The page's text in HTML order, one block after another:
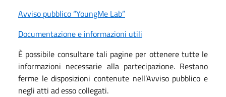
Avviso pubblico “YoungMe Lab”
Documentazione e informazioni utili
È possibile consultare tali pagine per ottenere tutte le
informazioni necessarie alla partecipazione. Restano
ferme le disposizioni contenute nell’Avviso pubblico e
negli atti ad esso collegati.